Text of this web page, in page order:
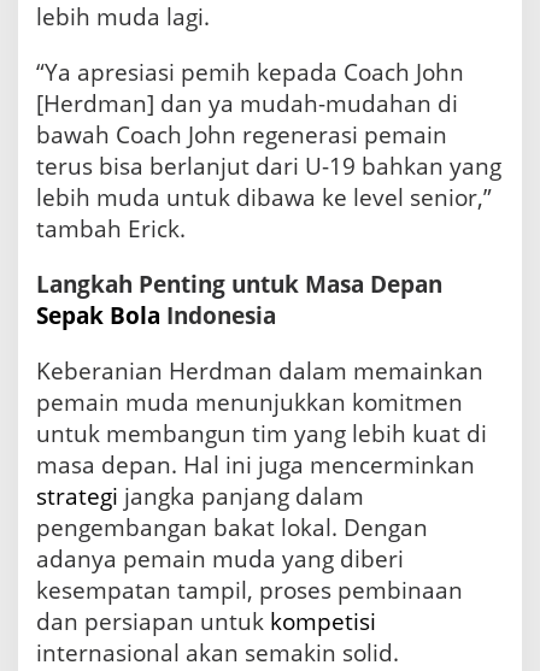
lebih muda lagi.
“Ya apresiasi pemih kepada Coach John
[Herdman] dan ya mudah-mudahan di
bawah Coach John regenerasi pemain
terus bisa berlanjut dari U-19 bahkan yang
lebih muda untuk dibawa ke level senior,”
tambah Erick.
Langkah Penting untuk Masa Depan
Sepak Bola Indonesia
Keberanian Herdman dalam memainkan
pemain muda menunjukkan komitmen
untuk membangun tim yang lebih kuat di
masa depan. Hal ini juga mencerminkan
strategi jangka panjang dalam
pengembangan bakat lokal. Dengan
adanya pemain muda yang diberi
kesempatan tampil, proses pembinaan
dan persiapan untuk kompetisi
internasional akan semakin solid.